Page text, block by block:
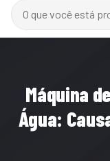
Máquina
Água: